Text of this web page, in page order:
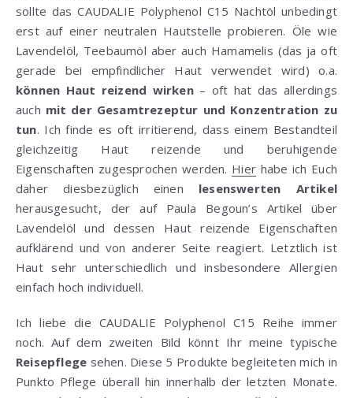
sollte das CAUDALIE Polyphenol C15 Nachtöl unbedingt
erst auf einer neutralen Hautstelle probieren. Öle wie
Lavendelöl, Teebaumöl aber auch Hamamelis (das ja oft
gerade bei empfindlicher Haut verwendet wird) o.a.
können Haut reizend wirken– oft hat das allerdings
auch mit der Gesamtrezeptur und Konzentration zu
tun. Ich finde es oft irritierend, dass einem Bestandteil
gleichzeitig Haut reizende und beruhigende
Eigenschaften zugesprochen werden. Hier habe ich Euch
daher diesbezüglich einen lesenswerten Artikel
herausgesucht, der auf Paula Begoun’s Artikel über
Lavendelöl und dessen Haut reizende Eigenschaften
aufklärend und von anderer Seite reagiert. Letztlich ist
Haut sehr unterschiedlich und insbesondere Allergien
einfach hoch individuell.
Ich liebe die CAUDALIE Polyphenol C15 Reihe immer
noch. Auf dem zweiten Bild könnt Ihr meine typische
Reisepflege sehen. Diese 5 Produkte begleiteten mich in
Punkto Pflege überall hin innerhalb der letzten Monate.